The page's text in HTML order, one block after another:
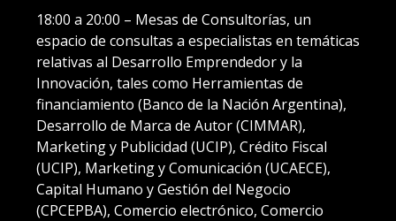
18:00 a 20:00 – Mesas de Consultorías, un
espacio de consultas a especialistas en temáticas
relativas al Desarrollo Emprendedor y la
Innovación, tales como Herramientas de
financiamiento (Banco de la Nación Argentina),
Desarrollo de Marca de Autor (CIMMAR),
Marketing y Publicidad (UCIP), Crédito Fiscal
(UCIP), Marketing y Comunicación (UCAECE),
Capital Humano y Gestión del Negocio
(CPCEPBA), Comercio electrónico, Comercio